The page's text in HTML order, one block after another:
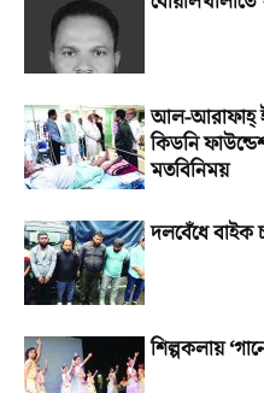
আল-আরাফাহ্‌
কিডনি
মতবিনিময়
দলবেঁধে বাইক
শিল্পকলায়